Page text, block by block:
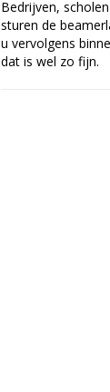
Bedrijven,
sturen de
u vervolgens
dat is wel zo fijn.